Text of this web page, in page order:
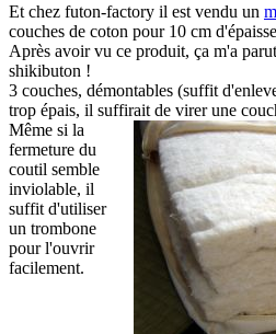
Et chez futon-factory il est vendu un
couches de coton pour 10 cm
Après avoir vu ce produit, ça m'a
shikibuton !
3 couches, démontables (suffit
trop épais, il suffirait de virer une
Même si la
fermeture du
coutil semble
inviolable, il
suffit d'utiliser
un trombone
pour l'ouvrir
facilement.